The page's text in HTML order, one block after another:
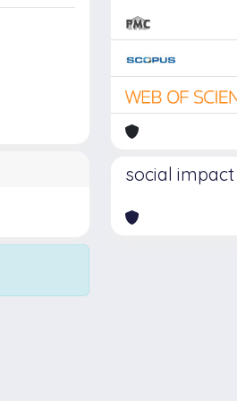
social impact